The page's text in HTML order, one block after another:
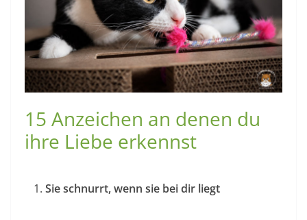
15 Anzeichen an denen du
ihre Liebe erkennst
Sie schnurrt, wenn sie bei dir liegt